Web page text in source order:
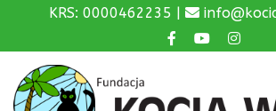
KRS: 0000462235 |